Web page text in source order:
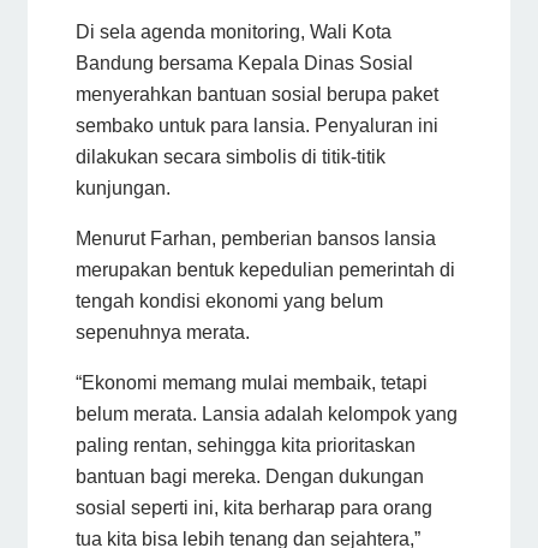
Di sela agenda monitoring, Wali Kota
Bandung bersama Kepala Dinas Sosial
menyerahkan bantuan sosial berupa paket
sembako untuk para lansia. Penyaluran ini
dilakukan secara simbolis di titik-titik
kunjungan.
Menurut Farhan, pemberian bansos lansia
merupakan bentuk kepedulian pemerintah di
tengah kondisi ekonomi yang belum
sepenuhnya merata.
“Ekonomi memang mulai membaik, tetapi
belum merata. Lansia adalah kelompok yang
paling rentan, sehingga kita prioritaskan
bantuan bagi mereka. Dengan dukungan
sosial seperti ini, kita berharap para orang
tua kita bisa lebih tenang dan sejahtera,”